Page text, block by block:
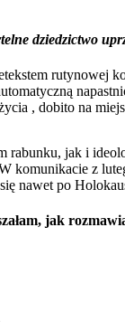
dziedzictwo
, dobito na
rabunku, jak i
komunikacie z
nawet po
jak